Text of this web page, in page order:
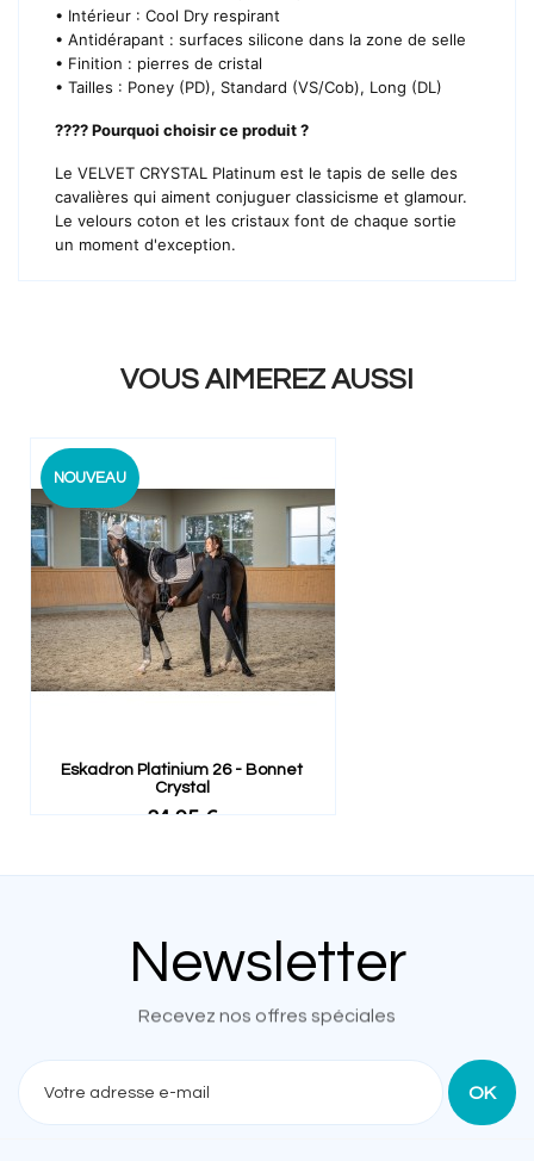
• Intérieur : Cool Dry respirant
• Antidérapant : surfaces silicone dans la zone de selle
• Finition : pierres de cristal
• Tailles : Poney (PD), Standard (VS/Cob), Long (DL)
???? Pourquoi choisir ce produit ?
Le VELVET CRYSTAL Platinum est le tapis de selle des
cavalières qui aiment conjuguer classicisme et glamour.
Le velours coton et les cristaux font de chaque sortie
un moment d'exception.
VOUS AIMEREZ AUSSI
Eskadron Platinium 26 - Bonnet
Crystal
34,95 €
NOUVEAU
Newsletter
Recevez nos offres spéciales